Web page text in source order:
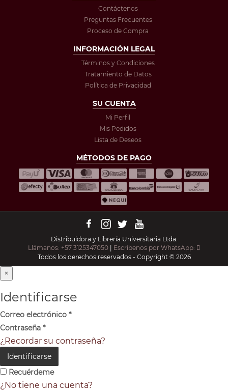
Contáctenos
Preguntas Frecuentes
Proceso de Compra
INFORMACIÓN LEGAL
Términos y Condiciones
Tratamiento de Datos
Política de Privacidad
SU CUENTA
Mi Perfil
Mis Pedidos
Lista de Deseos
MÉTODOS DE PAGO
Distribuidora y Librería Universitaria Ltda.
Llámanos: +57 3125347050
Escríbenos por WhatsApp:
Todos los derechos reservados - Copyright © 2026
×
Identificarse
Correo electrónico *
Contraseña *
¿Recordar su contraseña?
Identificarse
Recuérdeme
¿No tiene una cuenta?